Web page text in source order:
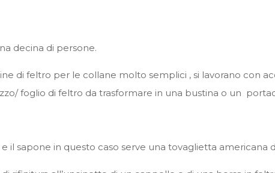
decina di persone.
di feltro per le collane molto semplici , si lavorano con
foglio di feltro da trasformare in una bustina o un
il sapone in questo caso serve una tovaglietta